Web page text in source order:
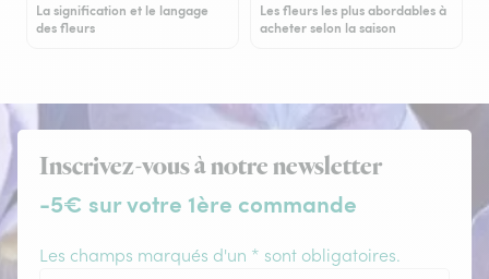
La signification et le langage
des fleurs
Les fleurs les plus abordables à
acheter selon la saison
Inscrivez-vous à notre newsletter
-5€ sur votre 1ère commande
Les champs marqués d'un * sont obligatoires.